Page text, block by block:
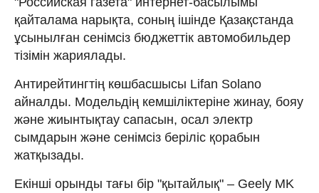
қайталама нарықта, соның ішінде Қазақстанда
ұсынылған сенімсіз бюджеттік автомобильдер
тізімін жариялады.
Антирейтингтің көшбасшысы Lifan Solano
айналды. Модельдің кемшіліктеріне жинау, бояу
және жиынтықтау сапасын, осал электр
сымдарын және сенімсіз беріліс қорабын
жатқызады.
Екінші орынды тағы бір "қытайлық" – Geely MK